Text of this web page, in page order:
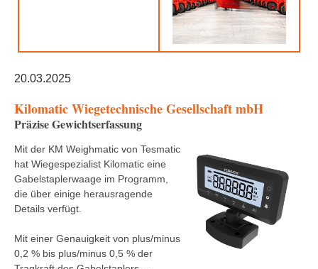
20.03.2025
Kilomatic Wiegetechnische Gesellschaft mbH
Präzise Gewichtserfassung
Mit der KM Weighmatic von Tesmatic
hat Wiegespezialist Kilomatic eine
Gabelstaplerwaage im Programm,
die über einige herausragende
Details verfügt.
Mit einer Genauigkeit von plus/minus
0,2 % bis plus/minus 0,5 % der